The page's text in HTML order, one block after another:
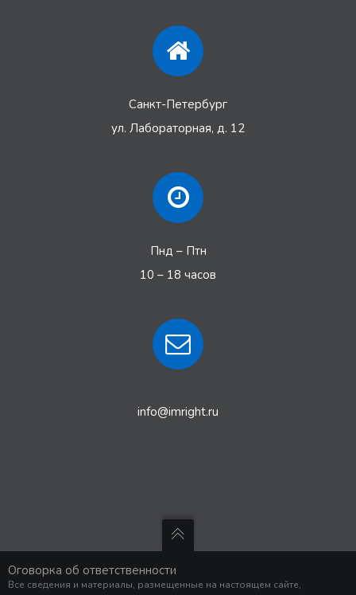
Санкт-Петербург
ул. Лабораторная, д. 12
Пнд – Птн
10 – 18 часов
info@imright.ru
Оговорка об ответственности
Все сведения и материалы, размещенные на настоящем сайте,